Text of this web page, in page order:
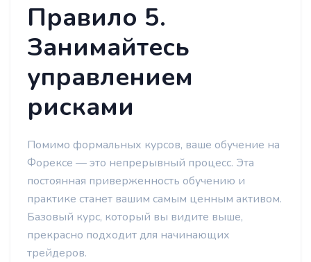
Правило 5.
Занимайтесь
управлением
рисками
Помимо формальных курсов, ваше обучение на
Форексе — это непрерывный процесс. Эта
постоянная приверженность обучению и
практике станет вашим самым ценным активом.
Базовый курс, который вы видите выше,
прекрасно подходит для начинающих
трейдеров.